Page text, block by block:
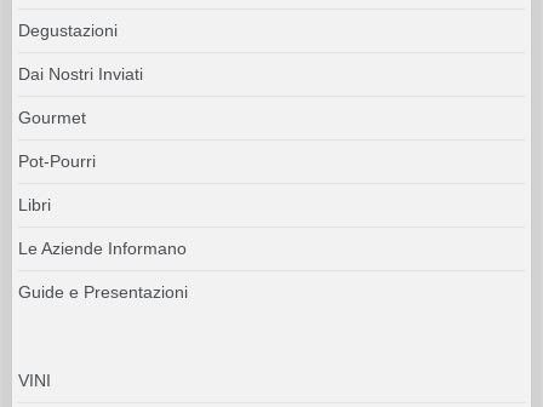
Degustazioni
Dai Nostri Inviati
Gourmet
Pot-Pourri
Libri
Le Aziende Informano
Guide e Presentazioni
VINI